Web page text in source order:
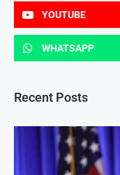
YOUTUBE
WHATSAPP
Recent Posts